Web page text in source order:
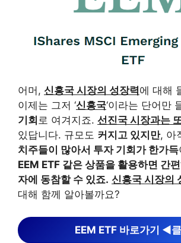
어머, 신흥국 시장의 성장력에 대해
이제는 그저 ‘신흥국‘이라는 단어만
기회 로 여겨지죠. 선진국 시장과는
있답니다. 규모도 커지고 있지만, 아
치주들이 많아서 투자 기회가 한가득
EEM ETF 같은 상품을 활용하면 간
자에 동참할 수 있죠. 신흥국 시장의
대해 함께 알아볼까요?
EEM ETF 바로가기 ◀︎